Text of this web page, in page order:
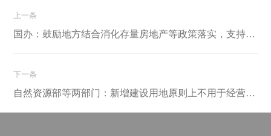
上一条
国办：鼓励地方结合消化存量房地产等政策落实，支持旅居项目用地和服务设施建设
下一条
自然资源部等两部门：新增建设用地原则上不用于经营性房地产开发